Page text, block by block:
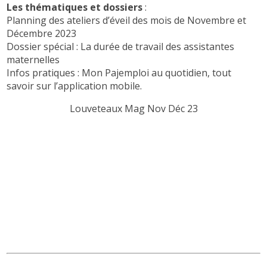
Les thématiques et dossiers:
Planning des ateliers d’éveil des mois de Novembre et
Décembre 2023
Dossier spécial : La durée de travail des assistantes
maternelles
Infos pratiques : Mon Pajemploi au quotidien, tout
savoir sur l’application mobile.
Louveteaux Mag Nov Déc 23